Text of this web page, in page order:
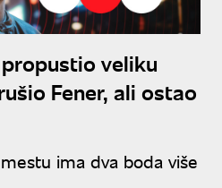
veliku
Fener, ali ostao
ima dva boda više